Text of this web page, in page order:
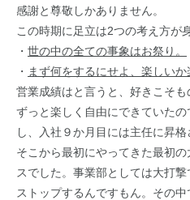
感謝と尊敬しかありません。
この時期に足立は2つの考え方が
・ 世の中の全ての事象はお祭り。
・ まず何をするにせよ、楽しいか
営業成績はと言うと、好きこそも
ずっと楽しく自由にできていた
し、入社９か月目には主任に昇格
そこから最初にやってきた最初
スでした。事業部としては大打
ストップするんですもん。その